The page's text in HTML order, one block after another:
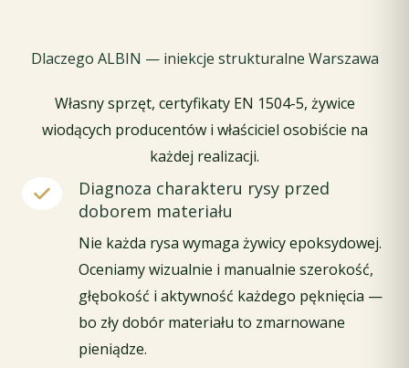
Dlaczego ALBIN — iniekcje strukturalne Warszawa
Własny sprzęt, certyfikaty EN 1504-5, żywice
wiodących producentów i właściciel osobiście na
każdej realizacji.
Diagnoza charakteru rysy przed
doborem materiału
Nie każda rysa wymaga żywicy epoksydowej.
Oceniamy wizualnie i manualnie szerokość,
głębokość i aktywność każdego pęknięcia —
bo zły dobór materiału to zmarnowane
pieniądze.